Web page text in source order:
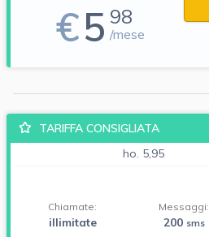
€5 98
/mese
TARIFFA CONSIGLIATA
ho. 5,95
Chiamate:
illimitate
Messaggi:
200 sms